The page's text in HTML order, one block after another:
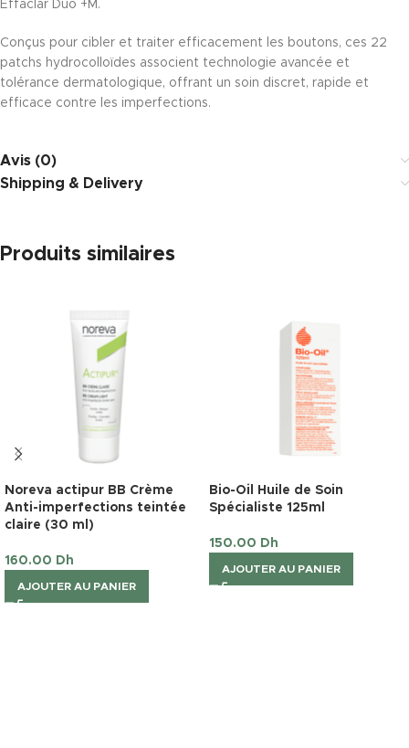
Effaclar Duo +M.
Conçus pour cibler et traiter efficacement les boutons, ces 22
patchs hydrocolloïdes associent technologie avancée et
tolérance dermatologique, offrant un soin discret, rapide et
efficace contre les imperfections.
Avis (0)
Shipping & Delivery
Produits similaires
Noreva actipur BB Crème
Anti-imperfections teintée
claire (30 ml)
160.00 Dh
AJOUTER AU PANIER
Bio-Oil Huile de Soin
Spécialiste 125ml
150.00 Dh
AJOUTER AU PANIER